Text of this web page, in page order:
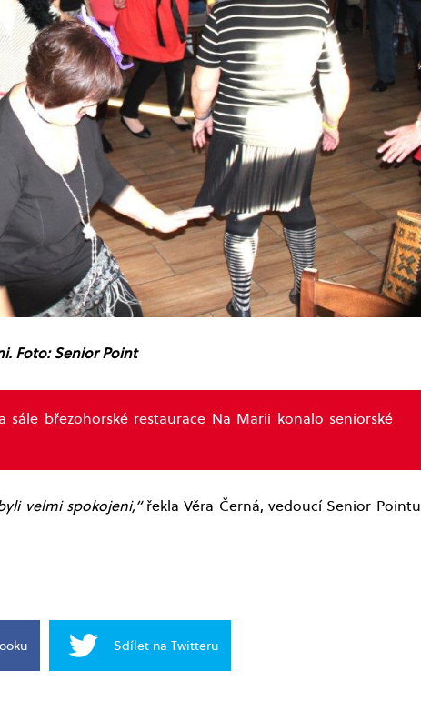
Foto: Senior Point
březohorské restaurace Na Marii konalo seniorské
velmi spokojeni,“řekla Věra Černá, vedoucí Senior Pointu
Sdílet na Twitteru